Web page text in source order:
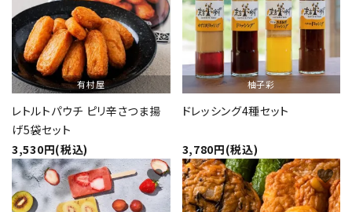
有村屋
レトルトパウチ ピリ辛さつま揚
げ5袋セット
3,530円(税込)
柚子彩
ドレッシング4種セット
3,780円(税込)
favorite favorite